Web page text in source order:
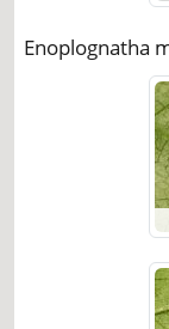
Enoplognatha